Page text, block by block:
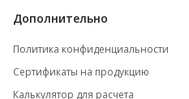
Дополнительно
Политика конфиденциальности
Сертификаты на продукцию
Калькулятор для расчета